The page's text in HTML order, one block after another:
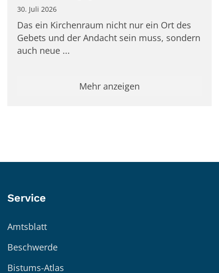
30. Juli 2026
Das ein Kirchenraum nicht nur ein Ort des
Gebets und der Andacht sein muss, sondern
auch neue ...
Mehr anzeigen
Service
Amtsblatt
Beschwerde
Bistums-Atlas